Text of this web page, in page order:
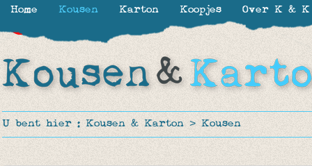
U bent hier : Kousen & Karton > Kousen
Home Kousen Karton Koopjes Over K & K